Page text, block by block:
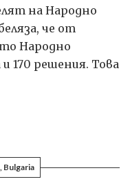
на Народно
че от
Народно
170 решения. Това
Bulgaria